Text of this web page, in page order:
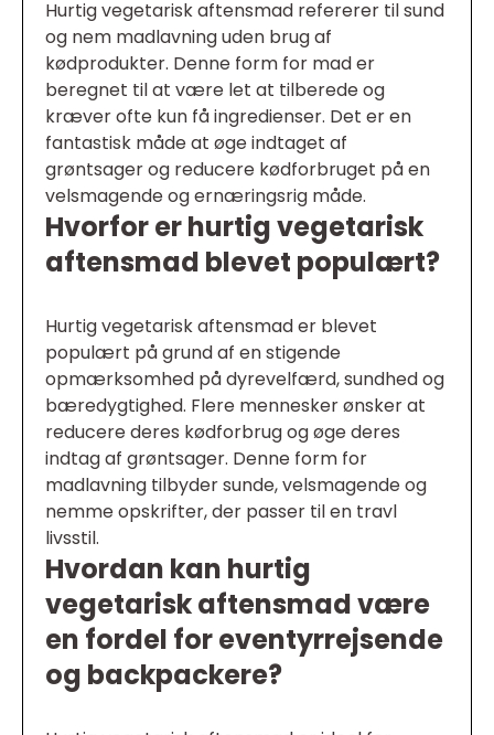
Hurtig vegetarisk aftensmad refererer til sund
og nem madlavning uden brug af
kødprodukter. Denne form for mad er
beregnet til at være let at tilberede og
kræver ofte kun få ingredienser. Det er en
fantastisk måde at øge indtaget af
grøntsager og reducere kødforbruget på en
velsmagende og ernæringsrig måde.
Hvorfor er hurtig vegetarisk
aftensmad blevet populært?
Hurtig vegetarisk aftensmad er blevet
populært på grund af en stigende
opmærksomhed på dyrevelfærd, sundhed og
bæredygtighed. Flere mennesker ønsker at
reducere deres kødforbrug og øge deres
indtag af grøntsager. Denne form for
madlavning tilbyder sunde, velsmagende og
nemme opskrifter, der passer til en travl
livsstil.
Hvordan kan hurtig
vegetarisk aftensmad være
en fordel for eventyrrejsende
og backpackere?